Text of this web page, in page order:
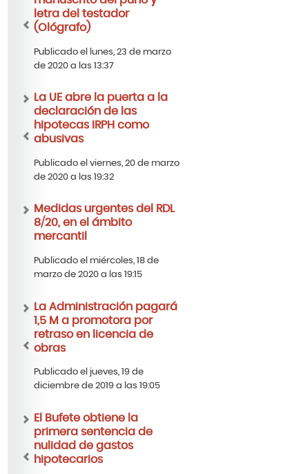
letra del testador
(Ológrafo)
Publicado el lunes, 23 de marzo
de 2020 a las 13:37
La UE abre la puerta a la
declaración de las
hipotecas IRPH como
abusivas
Publicado el viernes, 20 de marzo
de 2020 a las 19:32
Medidas urgentes del RDL
8/20, en el ámbito
mercantil
Publicado el miércoles, 18 de
marzo de 2020 a las 19:15
La Administración pagará
1,5 M a promotora por
retraso en licencia de
obras
Publicado el jueves, 19 de
diciembre de 2019 a las 19:05
El Bufete obtiene la
primera sentencia de
nulidad de gastos
hipotecarios